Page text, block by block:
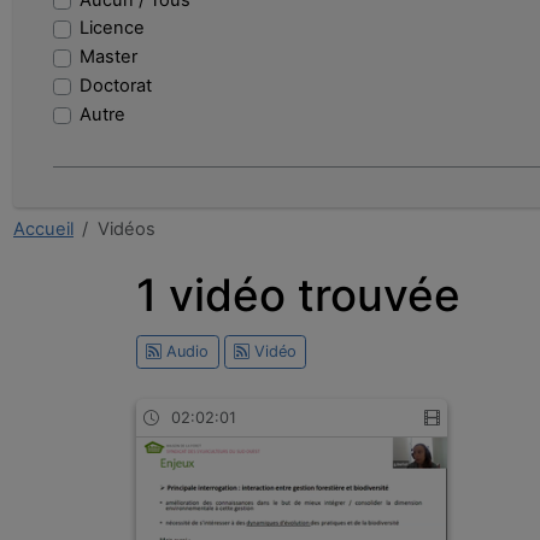
dauphin
de
bilan
professeure
christellecharbonnier
Licence
Master
Doctorat
Autre
Accueil Vidéos
1 vidéo trouvée
Audio Vidéo
02:02:01